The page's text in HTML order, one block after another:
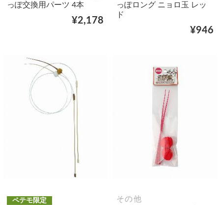
っぽ交換用パーツ 4本
¥2,178
っぽロング ニョロ玉 レッ
ド
¥946
ペテモ限定
その他